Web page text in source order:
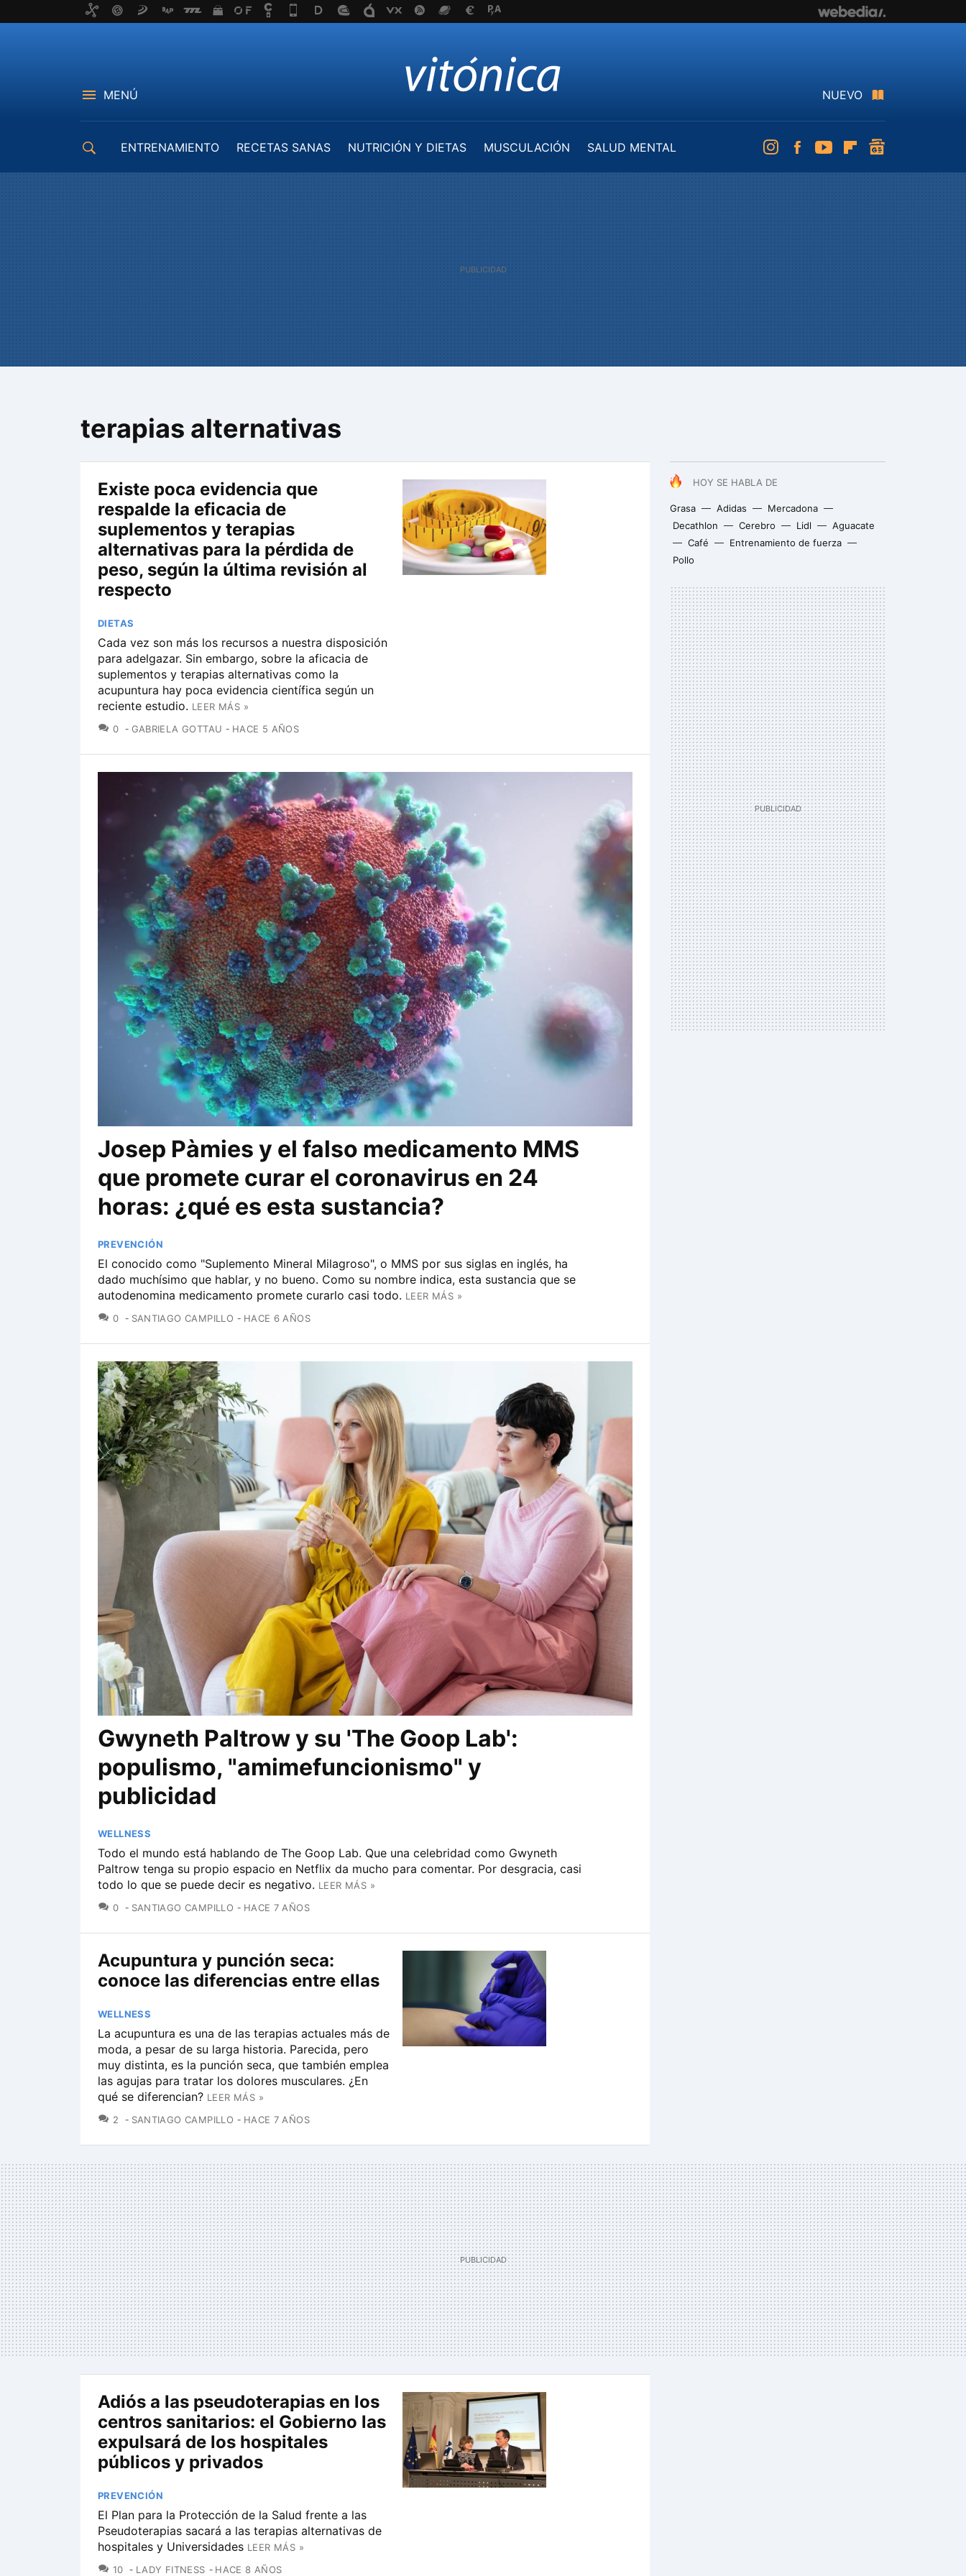
MENÚ NUEVO
ENTRENAMIENTO RECETAS SANAS NUTRICIÓN Y DIETAS MUSCULACIÓN
SALUD MENTAL
InstagramFacebookYoutubeFlipboard
terapias alternativas
HOY SE HABLA DE
Grasa Adidas
Mercadona
Decathlon
Cerebro Lidl
Aguacate
Café
Entrenamiento de fuerza
Pollo
Existe poca evidencia que
respalde la eficacia de
suplementos y terapias
alternativas para la pérdida de
peso, según la última revisión al
respecto
DIETAS
Cada vez son más los recursos a nuestra disposición
para adelgazar. Sin embargo, sobre la aficacia de
suplementos y terapias alternativas como la
acupuntura hay poca evidencia científica según un
reciente estudio. LEER MÁS »
0 COMENTARIOS
GABRIELA GOTTAU HACE 5 AÑOS
Josep Pàmies y el falso medicamento MMS
que promete curar el coronavirus en 24
horas: ¿qué es esta sustancia?
PREVENCIÓN
El conocido como "Suplemento Mineral Milagroso", o MMS por sus siglas en inglés, ha
dado muchísimo que hablar, y no bueno. Como su nombre indica, esta sustancia que se
autodenomina medicamento promete curarlo casi todo. LEER MÁS »
0 COMENTARIOS
SANTIAGO CAMPILLO HACE 6 AÑOS
Gwyneth Paltrow y su 'The Goop Lab':
populismo, "amimefuncionismo" y
publicidad
WELLNESS
Todo el mundo está hablando de The Goop Lab. Que una celebridad como Gwyneth
Paltrow tenga su propio espacio en Netflix da mucho para comentar. Por desgracia, casi
todo lo que se puede decir es negativo. LEER MÁS »
0 COMENTARIOS
SANTIAGO CAMPILLO HACE 7 AÑOS
Acupuntura y punción seca:
conoce las diferencias entre ellas
WELLNESS
La acupuntura es una de las terapias actuales más de
moda, a pesar de su larga historia. Parecida, pero
muy distinta, es la punción seca, que también emplea
las agujas para tratar los dolores musculares. ¿En
qué se diferencian? LEER MÁS »
2
COMENTARIOS
SANTIAGO CAMPILLO HACE 7 AÑOS
Adiós a las pseudoterapias en los
centros sanitarios: el Gobierno las
expulsará de los hospitales
públicos y privados
PREVENCIÓN
El Plan para la Protección de la Salud frente a las
Pseudoterapias sacará a las terapias alternativas de
hospitales y Universidades LEER MÁS »
10 COMENTARIOS
LADY FITNESS HACE 8 AÑOS